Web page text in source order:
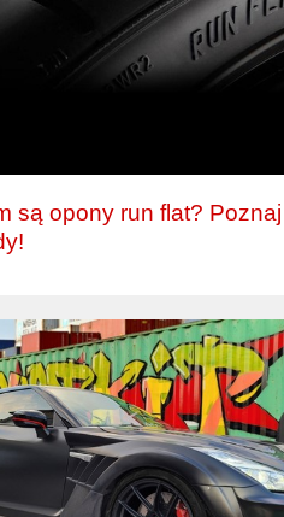
są opony run flat?